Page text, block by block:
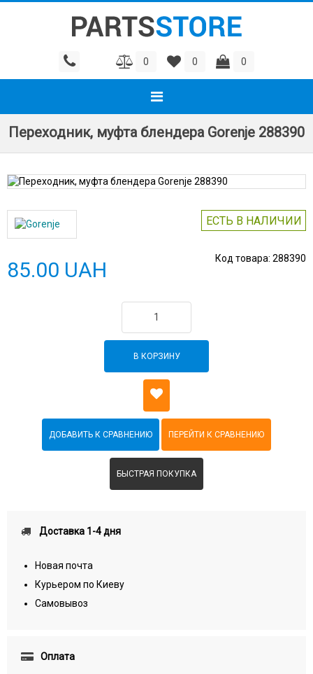
0 0 0
Переходник, муфта блендера Gorenje 288390
ЕСТЬ В НАЛИЧИИ
Код товара: 288390
85.00 UAH
В КОРЗИНУ
БЫСТРАЯ ПОКУПКА
Доставка 1-4 дня
Новая почта
Курьером по Киеву
Самовывоз
Оплата